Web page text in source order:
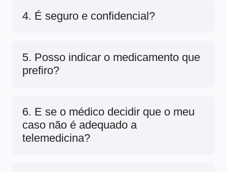
4. É seguro e confidencial?
5. Posso indicar o medicamento que
prefiro?
6. E se o médico decidir que o meu
caso não é adequado a
telemedicina?